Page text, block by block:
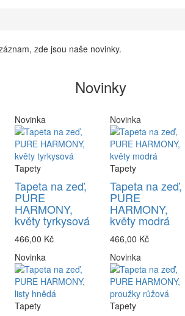
zde jsou naše novinky.
Novinky
Novinka
Tapety
Tapeta na zeď,
PURE
HARMONY,
květy tyrkysová
466,00 Kč
Novinka
Tapety
Tapeta na zeď,
PURE
HARMONY,
květy modrá
466,00 Kč
Novinka
Tapety
Novinka
Tapety